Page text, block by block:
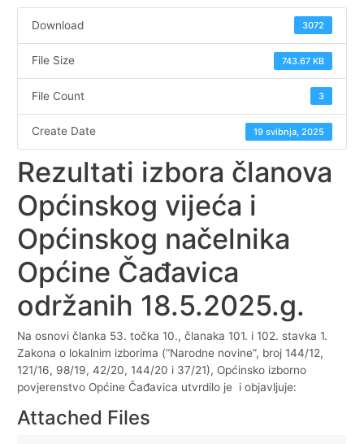
Download 3072
File Size 743.67 KB
File Count 3
Create Date 19 svibnja, 2025
Rezultati izbora članova
Općinskog vijeća i
Općinskog načelnika
Općine Čađavica
održanih 18.5.2025.g.
Na osnovi članka 53. točka 10., članaka 101. i 102. stavka 1.
Zakona o lokalnim izborima (“Narodne novine”, broj 144/12,
121/16, 98/19, 42/20, 144/20 i 37/21), Općinsko izborno
povjerenstvo Općine Čađavica utvrdilo je i objavljuje:
Attached Files